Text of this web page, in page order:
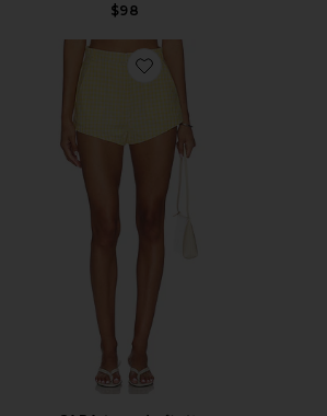
$98
Favorite CARA ショートパンツ